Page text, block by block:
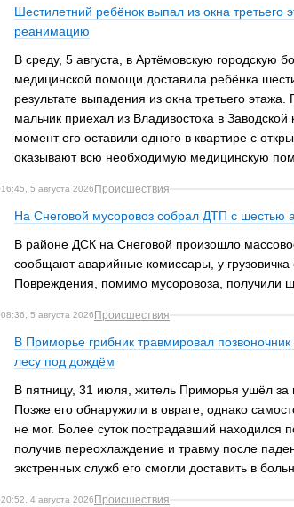
Шестилетний ребёнок выпал из окна третьего
реанимацию
В среду, 5 августа, в Артёмовскую городскую
медицинской помощи доставила ребёнка
результате выпадения из окна третьего
мальчик приехал из Владивостока в Заводской
момент его оставили одного в квартире с
оказывают всю необходимую медицинскую
16:45, 5 августа 2026 Происшествия
На Снеговой мусоровоз собрал ДТП с шестью
В районе ДСК на Снеговой произошло
сообщают аварийные комиссары, у грузовичка
Повреждения, помимо мусоровоза, получили
08:36, 5 августа 2026 Происшествия
В Приморье грибник травмировал
лесу под дождём
В пятницу, 31 июля, житель Приморья ушёл за
Позже его обнаружили в овраге, однако
не мог. Более суток пострадавший находился
получив переохлаждение и травму после
экстренных служб его смогли доставить в
20:52, 4 августа 2026 Происшествия